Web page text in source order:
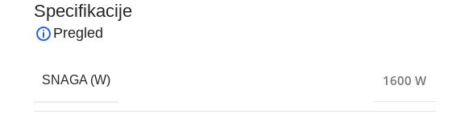
Specifikacije
Pregled
SNAGA (W) 1600 W